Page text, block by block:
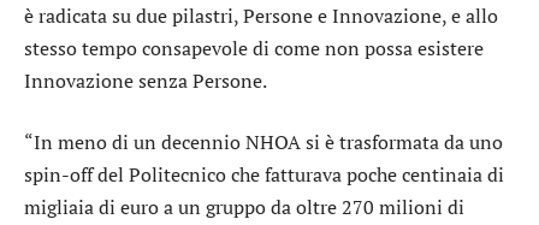
è radicata su due pilastri, Persone e Innovazione, e allo
stesso tempo consapevole di come non possa esistere
Innovazione senza Persone.
“In meno di un decennio NHOA si è trasformata da uno
spin-off del Politecnico che fatturava poche centinaia di
migliaia di euro a un gruppo da oltre 270 milioni di